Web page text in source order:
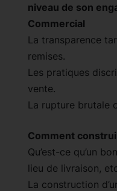
niveau de son
Commercial
La transparence
remises.
Les pratiques
vente.
La rupture brutale
Comment
Qu’est-ce qu’un
lieu de livraison,
La construction